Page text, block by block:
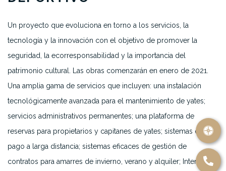
Un proyecto que evoluciona en torno a los servicios, la
tecnología y la innovación con el objetivo de promover la
seguridad, la ecorresponsabilidad y la importancia del
patrimonio cultural. Las obras comenzarán en enero de 2021.
Una amplia gama de servicios que incluyen: una instalación
tecnológicamente avanzada para el mantenimiento de yates;
servicios administrativos permanentes; una plataforma de
reservas para propietarios y capitanes de yates; sistemas de
pago a larga distancia; sistemas eficaces de gestión de
contratos para amarres de invierno, verano y alquiler; Internet